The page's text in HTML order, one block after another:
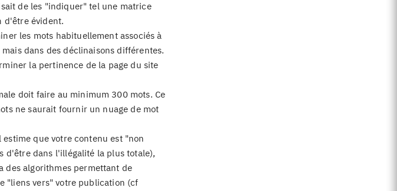
de les "indiquer" tel une matrice
d'être évident.
les mots habituellement associés à
dans des déclinaisons différentes.
la pertinence de la page du site
doit faire au minimum 300 mots. Ce
ne saurait fournir un nuage de mot
que votre contenu est "non
d'être dans l'illégalité la plus totale),
des algorithmes permettant de
"liens vers" votre publication (cf